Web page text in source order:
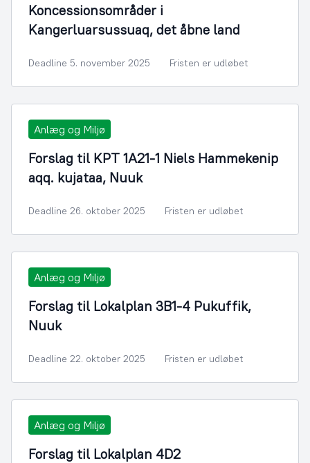
Koncessionsområder i
Kangerluarsussuaq, det åbne land
Deadline 5. november 2025 Fristen er udløbet
Anlæg og Miljø
Forslag til KPT 1A21-1 Niels Hammekenip
aqq. kujataa, Nuuk
Deadline 26. oktober 2025 Fristen er udløbet
Anlæg og Miljø
Forslag til Lokalplan 3B1-4 Pukuffik,
Nuuk
Deadline 22. oktober 2025 Fristen er udløbet
Anlæg og Miljø
Forslag til Lokalplan 4D2